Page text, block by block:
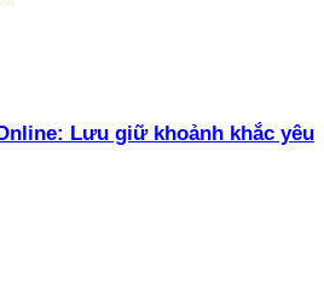
Lưu giữ khoảnh khắc yêu